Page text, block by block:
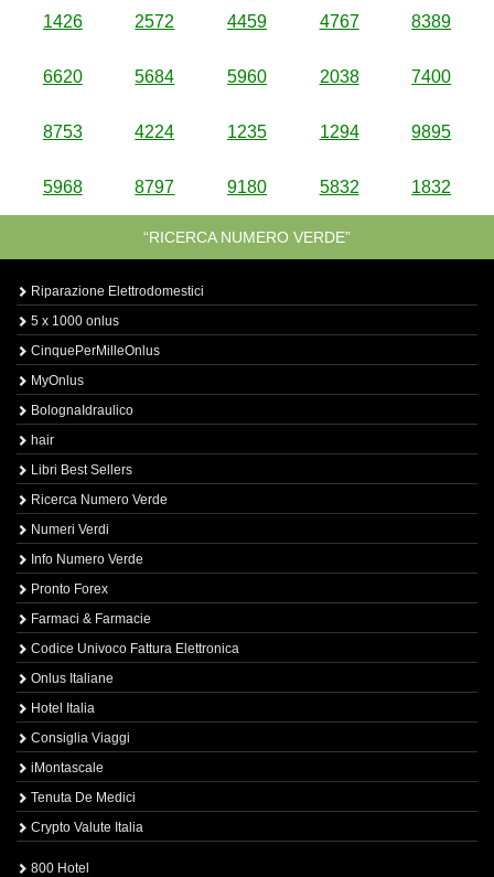
1426 2572 4459 4767 8389
6620 5684 5960 2038 7400
8753 4224 1235 1294 9895
5968 8797 9180 5832 1832
“RICERCA NUMERO VERDE”
Riparazione Elettrodomestici
5 x 1000 onlus
CinquePerMilleOnlus
MyOnlus
BolognaIdraulico
hair
Libri Best Sellers
Ricerca Numero Verde
Numeri Verdi
Info Numero Verde
Pronto Forex
Farmaci & Farmacie
Codice Univoco Fattura Elettronica
Onlus Italiane
Hotel Italia
Consiglia Viaggi
iMontascale
Tenuta De Medici
Crypto Valute Italia
800 Hotel